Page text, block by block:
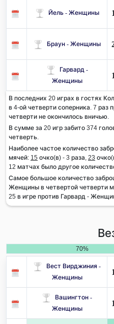
Йель - Женщины
Браун - Женщины
Гарвард -
Женщины
В последних 20 играх в гостях
в 4-ой четверти соперника. 7 раз
четверти не окончилось вничью.
В сумме за 20 игр забито 374
четверть.
Наиболее частое количество
мячей: 15 очко(в) - 3 раза, 23
12 матчах было другое
Самое большое количество
Женщины в четвертой четверти
25 в игре против Гарвард -
70%
Вест Вирджиния -
Женщины
Вашингтон -
Женщины